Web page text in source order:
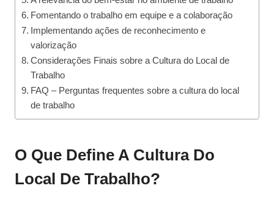
Fomentando o trabalho em equipe e a colaboração
Implementando ações de reconhecimento e
valorização
Considerações Finais sobre a Cultura do Local de
Trabalho
FAQ – Perguntas frequentes sobre a cultura do local
de trabalho
O Que Define A Cultura Do
Local De Trabalho?